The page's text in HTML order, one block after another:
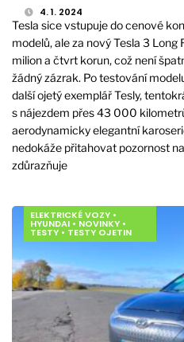
4. 1. 2024
Tesla sice vstupuje do cenové
modelů, ale za nový Tesla 3
milion a čtvrt korun, což není
žádný zázrak. Po testování
další ojetý exemplář Tesly,
s nájezdem přes 43 000
aerodynamicky elegantní
nedokáže přitahovat pozornost
zdůrazňuje
ELEKTRICKÉ VOZY •
HYUNDAI • NOVINKY •
TESTY • TESTY OJETIN